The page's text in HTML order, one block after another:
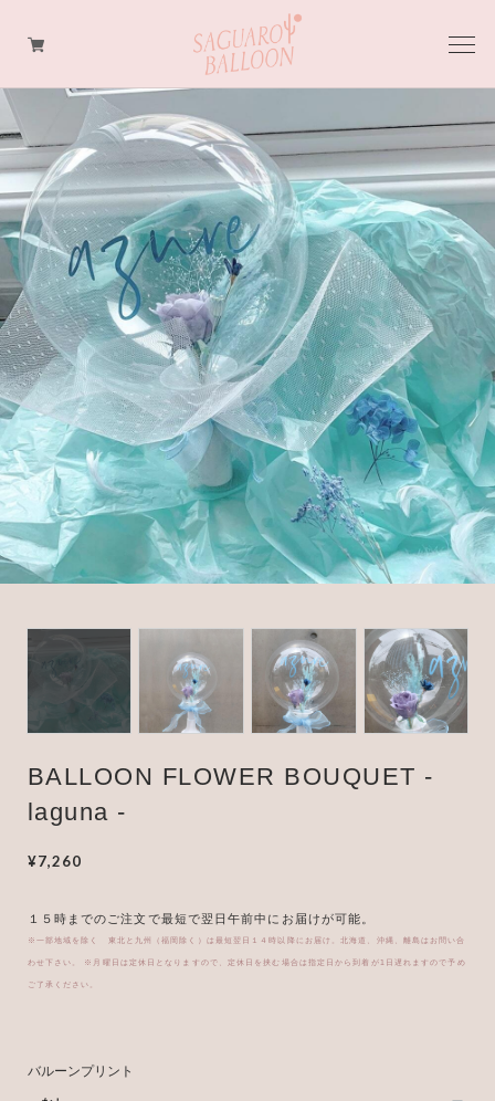
BALLOON FLOWER BOUQUET
BALLOON FLOWER TABLE TOP
BALLOON FLOWER FLOAT TYPE
ORDER MADE
OPTION
BALLOON TWIST BALLOON
LollyPops BALLOON
BUTTERCUP BALLOON
BALLOON FLOWER BOUQUET -
laguna -
¥7,260
１５時までのご注文で最短で翌日午前中にお届けが可能。
※一部地域を除く 東北と九州（福岡除く）は最短翌日１４時以降にお届け。北海道、沖縄、離島はお問い合
わせ下さい。 ※月曜日は定休日となりますので、定休日を挟む場合は指定日から到着が1日遅れますので予め
ご了承ください。
バルーンプリント